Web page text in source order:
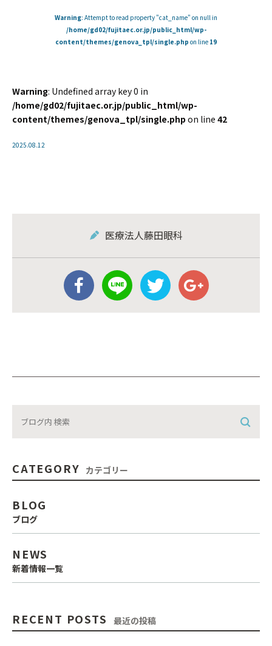
Warning: Attempt to read property "cat_name" on null in
/home/gd02/fujitaec.or.jp/public_html/wp-
content/themes/genova_tpl/single.php on line 19
Warning: Undefined array key 0 in
/home/gd02/fujitaec.or.jp/public_html/wp-
content/themes/genova_tpl/single.php on line 42
2025.08.12
医療法人藤田眼科
CATEGORY カテゴリー
BLOG
ブログ
NEWS
新着情報一覧
RECENT POSTS 最近の投稿